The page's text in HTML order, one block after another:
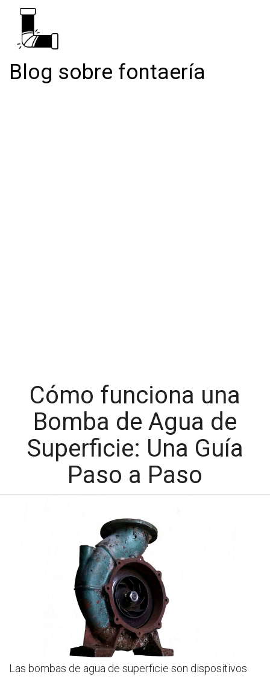
Blog sobre fontaería
Cómo funciona una
Bomba de Agua de
Superficie: Una Guía
Paso a Paso
Las bombas de agua de superficie son dispositivos